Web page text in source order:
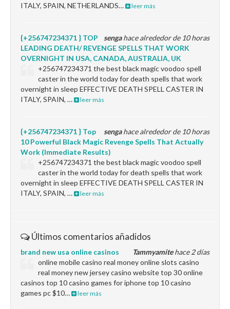
ITALY, SPAIN, NETHERLANDS…
leer más
sengahace alrededor de 10 horas
{+256747234371 } TOP
LEADING DEATH/ REVENGE SPELLS THAT WORK
OVERNIGHT IN USA, CANADA, AUSTRALIA, UK
+256747234371 the best black magic voodoo spell
caster in the world today for death spells that work
overnight in sleep EFFECTIVE DEATH SPELL CASTER IN
ITALY, SPAIN, …
leer más
sengahace alrededor de 10 horas
{+256747234371 } Top
10 Powerful Black Magic Revenge Spells That Actually
Work (Immediate Results)
+256747234371 the best black magic voodoo spell
caster in the world today for death spells that work
overnight in sleep EFFECTIVE DEATH SPELL CASTER IN
ITALY, SPAIN, …
leer más
Últimos comentarios añadidos
Tammyamitehace 2 días
brand new usa online casinos
online mobile casino real money online slots casino
real money new jersey casino website top 30 online
casinos top 10 casino games for iphone top 10 casino
games pc $10…
leer más